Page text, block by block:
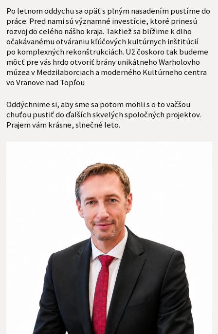
Po letnom oddychu sa opäť s plným nasadením pustíme do
práce. Pred nami sú významné investície, ktoré prinesú
rozvoj do celého nášho kraja. Taktiež sa blížime k dlho
očakávanému otváraniu kľúčových kultúrnych inštitúcií
po komplexných rekonštrukciách. Už čoskoro tak budeme
môcť pre vás hrdo otvoriť brány unikátneho Warholovho
múzea v Medzilaborciach a moderného Kultúrneho centra
vo Vranove nad Topľou
Oddýchnime si, aby sme sa potom mohli s o to väčšou
chuťou pustiť do ďalších skvelých spoločných projektov.
Prajem vám krásne, slnečné leto.